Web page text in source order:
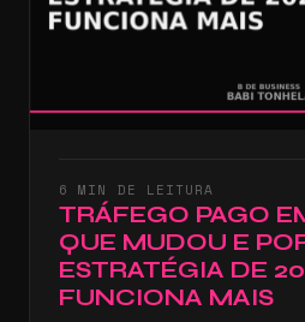
6 MIN DE LEITURA
TRÁFEGO PAGO
QUE MUDOU E
ESTRATÉGIA DE
FUNCIONA MAIS